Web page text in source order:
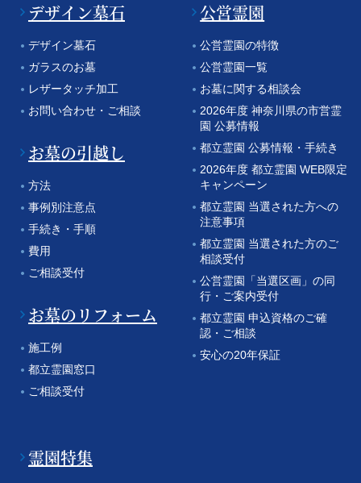
デザイン墓石
デザイン墓石
ガラスのお墓
レザータッチ加工
お問い合わせ・ご相談
お墓の引越し
方法
事例別注意点
手続き・手順
費用
ご相談受付
お墓のリフォーム
施工例
都立霊園窓口
ご相談受付
公営霊園
公営霊園の特徴
公営霊園一覧
お墓に関する相談会
2026年度 神奈川県の市営霊
園 公募情報
都立霊園 公募情報・手続き
2026年度 都立霊園 WEB限定
キャンペーン
都立霊園 当選された方への
注意事項
都立霊園 当選された方のご
相談受付
公営霊園「当選区画」の同
行・ご案内受付
都立霊園 申込資格のご確
認・ご相談
安心の20年保証
霊園特集